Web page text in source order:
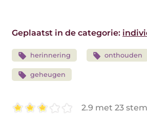
Geplaatst in de categorie:
herinnering onthouden
geheugen
2.9 met 23